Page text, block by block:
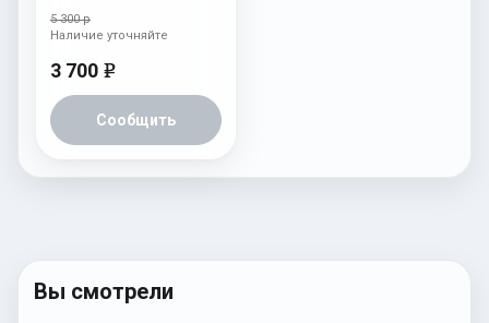
5 300 р
3 700 e
Сообщить
Наличие уточняйте
Вы смотрели